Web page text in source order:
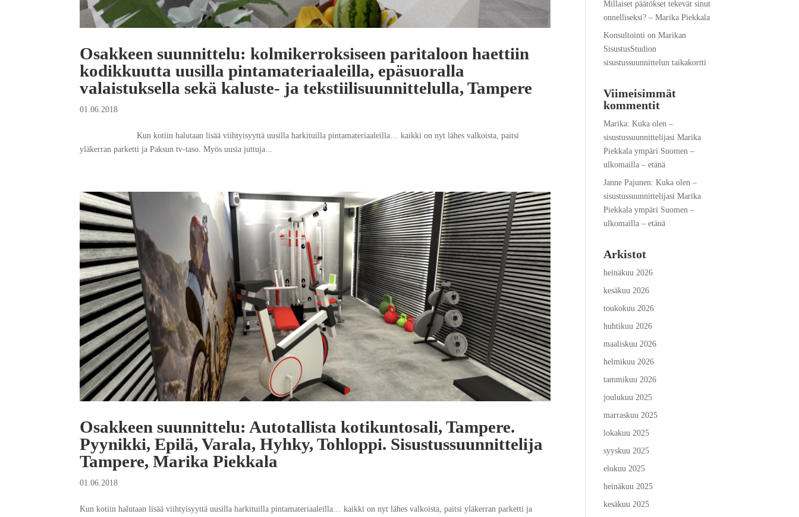
Osakkeen suunnittelu: kolmikerroksiseen paritaloon haettiin
kodikkuutta uusilla pintamateriaaleilla, epäsuoralla
valaistuksella sekä kaluste- ja tekstiilisuunnittelulla, Tampere
01.06.2018
Kun kotiin halutaan lisää viihtyisyyttä uusilla harkituilla pintamateriaaleilla… kaikki on nyt lähes valkoista, paitsi
yläkerran parketti ja Paksun tv-taso. Myös uusia juttuja...
Osakkeen suunnittelu: Autotallista kotikuntosali, Tampere.
Pyynikki, Epilä, Varala, Hyhky, Tohloppi. Sisustussuunnittelija
Tampere, Marika Piekkala
01.06.2018
Kun kotiin halutaan lisää viihtyisyyttä uusilla harkituilla pintamateriaaleilla… kaikki on nyt lähes valkoista, paitsi yläkerran parketti ja
Millaiset päätökset tekevät sinut
onnelliseksi? – Marika Piekkala
Konsultointi on Marikan
SisustusStudion
sisustussuunnittelun taikakortti
Viimeisimmät
kommentit
Marika:Kuka olen –
sisustussuunnittelijasi Marika
Piekkala ympäri Suomen –
ulkomailla – etänä
Janne Pajunen:Kuka olen –
sisustussuunnittelijasi Marika
Piekkala ympäri Suomen –
ulkomailla – etänä
Arkistot
heinäkuu 2026
kesäkuu 2026
toukokuu 2026
huhtikuu 2026
maaliskuu 2026
helmikuu 2026
tammikuu 2026
joulukuu 2025
marraskuu 2025
lokakuu 2025
syyskuu 2025
elokuu 2025
heinäkuu 2025
kesäkuu 2025